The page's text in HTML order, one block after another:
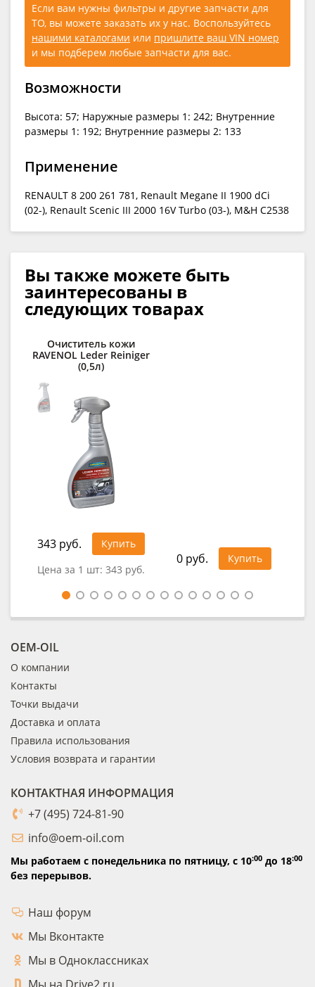
Если вам нужны фильтры и другие запчасти для
ТО, вы можете заказать их у нас. Воспользуйтесь
нашими каталогами или пришлите ваш VIN номер
и мы подберем любые запчасти для вас.
Возможности
Высота: 57; Наружные размеры 1: 242; Внутренние
размеры 1: 192; Внутренние размеры 2: 133
Применение
RENAULT 8 200 261 781, Renault Megane II 1900 dCi
(02-), Renault Scenic III 2000 16V Turbo (03-), M&H C2538
Вы также можете быть
заинтересованы в
следующих товарах
Очиститель кожи
RAVENOL Leder Reiniger
(0,5л)
343 руб.
Купить
Цена за 1 шт: 343 руб.
0 руб. Купить
OEM-OIL
О компании
Контакты
Точки выдачи
Доставка и оплата
Правила использования
Условия возврата и гарантии
КОНТАКТНАЯ ИНФОРМАЦИЯ
+7 (495) 724-81-90
info@oem-oil.com
Мы работаем с понедельника по пятницу, с 10:00 до 18:00
без перерывов.
Наш форум
Мы Вконтакте
Мы в Одноклассниках